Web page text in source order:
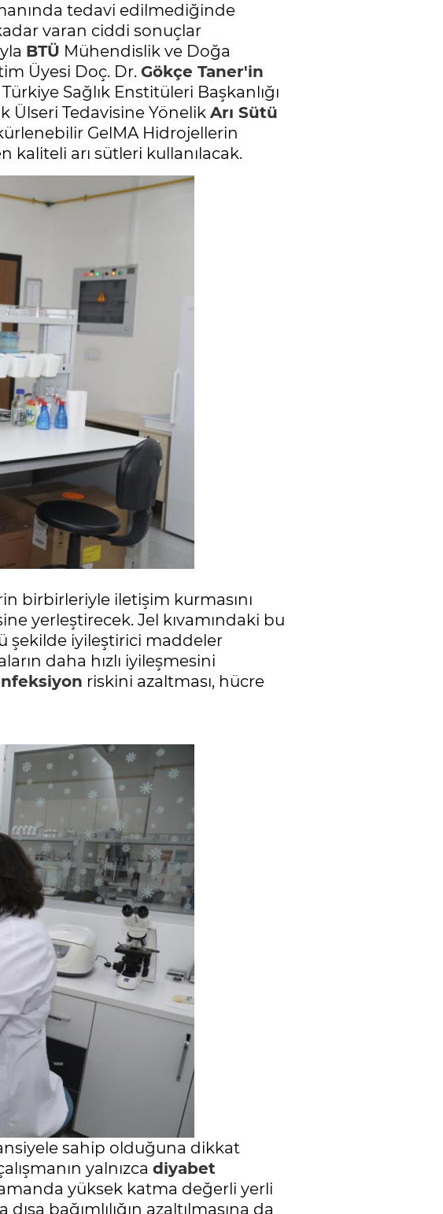
tedavi edilmediğinde
varan ciddi sonuçlar
BTÜ Mühendislik ve Doğa
Üyesi Doç. Dr. Gökçe Taner'in
Sağlık Enstitüleri Başkanlığı
Ülseri Tedavisine Yönelik Arı Sütü
GelMA Hidrojellerin
kaliteli arı sütleri kullanılacak.
birbirleriyle iletişim kurmasını
yerleştirecek. Jel kıvamındaki bu
şekilde iyileştirici maddeler
daha hızlı iyileşmesini
riskini azaltması, hücre
sahip olduğuna dikkat
yalnızca diyabet
yüksek katma değerli yerli
bağımlılığın azaltılmasına da